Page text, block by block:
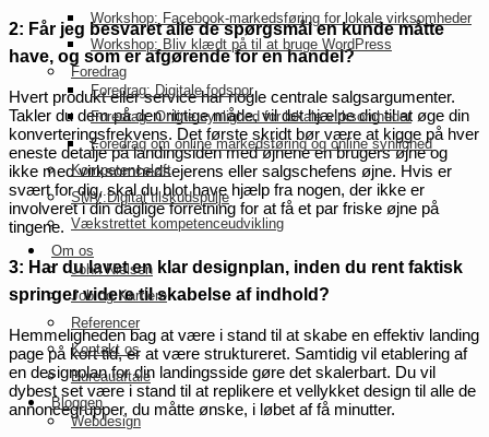
Workshop: Facebook-markedsføring for lokale virksomheder
Workshop: Bliv klædt på til at bruge WordPress
Foredrag
Foredrag: Digitale fodspor
Foredrag: Online synlighed for lokale virksomheder
Foredrag om online markedsføring og online synlighed
Kompetenceløft
SMV:Digital tilskudspulje
Vækstrettet kompetenceudvikling
Om os
John Nielsen
Job og Karriere
Referencer
Kontakt os
Bureauaftale
Bloggen
Webdesign
2: Får jeg besvaret alle de spørgsmål en kunde måtte
have, og som er afgørende for en handel?
Hvert produkt eller service har nogle centrale salgsargumenter.
Takler du dem på den rigtige måde, vil det hjælpe dig til at øge din
konverteringsfrekvens. Det første skridt bør være at kigge på hver
eneste detalje på landingsiden med øjnene en brugers øjne og
ikke med virksomhedsejerens eller salgschefens øjne. Hvis er
svært for dig, skal du blot have hjælp fra nogen, der ikke er
involveret i din daglige forretning for at få et par friske øjne på
tingene.
3: Har du lavet en klar designplan, inden du rent faktisk
springer videre til skabelse af indhold?
Hemmeligheden bag at være i stand til at skabe en effektiv landing
page på kort tid, er at være struktureret. Samtidig vil etablering af
en designplan for din landingsside gøre det skalerbart. Du vil
dybest set være i stand til at replikere et vellykket design til alle de
annoncegrupper, du måtte ønske, i løbet af få minutter.